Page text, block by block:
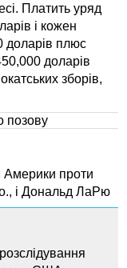
Платить уряд
і кожен
доларів плюс
доларів
зборів,
позову
Америки проти
і Дональд ЛаРю